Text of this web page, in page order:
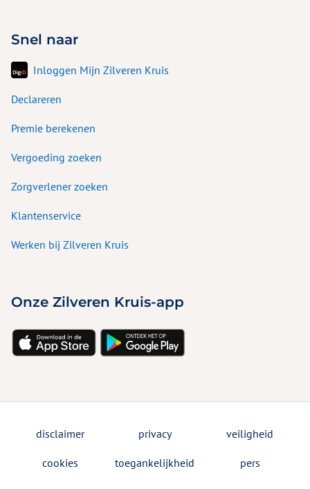
Snel naar
Inloggen Mijn Zilveren Kruis
Declareren
Premie berekenen
Vergoeding zoeken
Zorgverlener zoeken
Klantenservice
Werken bij Zilveren Kruis
Onze Zilveren Kruis-app
disclaimer privacy veiligheid
cookies toegankelijkheid pers